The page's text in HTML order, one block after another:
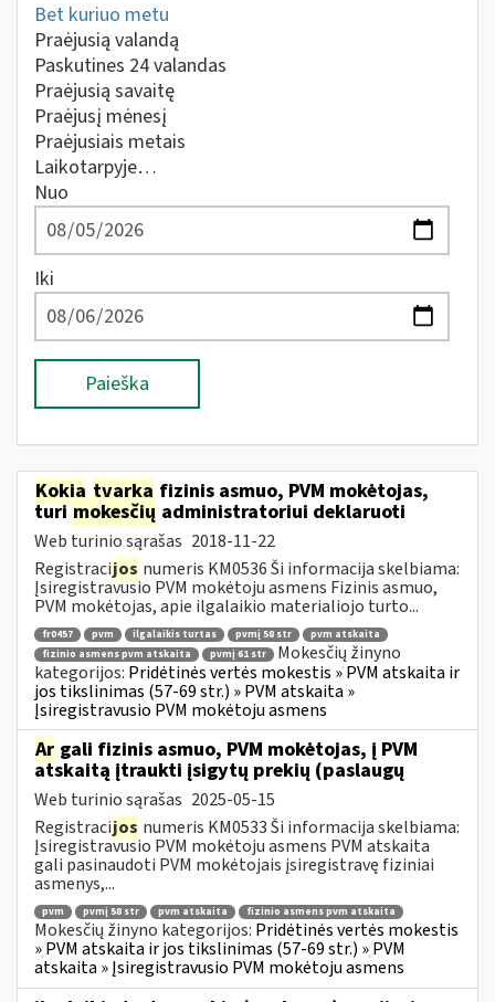
Bet kuriuo metu
Praėjusią valandą
Paskutines 24 valandas
Praėjusią savaitę
Praėjusį mėnesį
Praėjusiais metais
Laikotarpyje…
Nuo
Iki
Paieška
Kokia tvarka fizinis asmuo, PVM mokėtojas,
turimokesčių administratoriui deklaruoti
Web turinio sąrašas 2018-11-22
Registracijos numeris KM0536 Ši informacija skelbiama:
Įsiregistravusio PVM mokėtoju asmens Fizinis asmuo,
PVM mokėtojas, apie ilgalaikio materialiojo turto...
fr0457 pvm ilgalaikis turtas pvmį 58 str
pvm atskaita
fizinio asmens pvm atskaita
pvmį 61 str
Mokesčių žinyno
kategorijos: Pridėtinės vertės mokestis » PVM atskaita ir
jos tikslinimas (57-69 str.) » PVM atskaita »
Įsiregistravusio PVM mokėtoju asmens
Ar gali fizinis asmuo, PVM mokėtojas, į PVM
atskaitą įtraukti įsigytų prekių (paslaugų
Web turinio sąrašas 2025-05-15
Registracijos numeris KM0533 Ši informacija skelbiama:
Įsiregistravusio PVM mokėtoju asmens PVM atskaita
gali pasinaudoti PVM mokėtojais įsiregistravę fiziniai
asmenys,...
pvm pvmį 58 str pvm atskaita fizinio asmens pvm atskaita
Mokesčių žinyno kategorijos: Pridėtinės vertės mokestis
» PVM atskaita ir jos tikslinimas (57-69 str.) » PVM
atskaita » Įsiregistravusio PVM mokėtoju asmens